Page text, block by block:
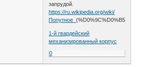
запрудой.
https://ru.wikipedia.org/wiki/
Попутное_
1-й гвардейский
механизированный корпус
0